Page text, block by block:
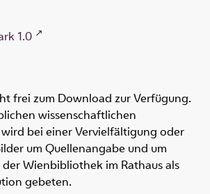
1.0
frei zum Download zur Verfügung.
wissenschaftlichen
bei einer Vervielfältigung oder
um Quellenangabe und um
Wienbibliothek im Rathaus als
gebeten.